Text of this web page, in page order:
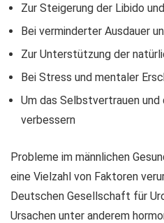
Zur Steigerung der Libido
Bei verminderter Ausdauer
Zur Unterstützung der
Bei Stress und mentaler
Um das Selbstvertrauen
verbessern
Probleme im männlichen
eine Vielzahl von Faktoren
Deutschen Gesellschaft für
Ursachen unter anderem